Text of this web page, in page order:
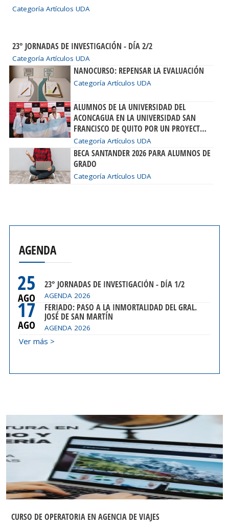
Categoría Artículos UDA
23° JORNADAS DE INVESTIGACIÓN - DÍA 2/2
Categoría Artículos UDA
NANOCURSO: REPENSAR LA EVALUACIÓN
Categoría Artículos UDA
ALUMNOS DE LA UNIVERSIDAD DEL
ACONCAGUA EN LA UNIVERSIDAD SAN
FRANCISCO DE QUITO POR UN PROYECTO
DE INVESTIGACIÓN
Categoría Artículos UDA
BECA SANTANDER 2026 PARA ALUMNOS DE
GRADO
Categoría Artículos UDA
AGENDA
23° JORNADAS DE INVESTIGACIÓN - DÍA 1/2
AGENDA 2026
25
AGO
FERIADO: PASO A LA INMORTALIDAD DEL GRAL.
JOSÉ DE SAN MARTÍN
AGENDA 2026
17
AGO
Ver más >
CURSO DE OPERATORIA EN AGENCIA DE VIAJES